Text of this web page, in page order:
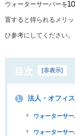
ウォーターサーバーを
置すると得られるメリ
ひ参考にしてください。
目次 非表示
1. 法人・オフィ
ウォーターサ
ウォーターサ